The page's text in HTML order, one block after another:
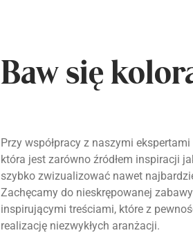
Baw się
Przy współpracy z naszymi
która jest zarówno źródłem inspiracji
szybko zwizualizować nawet
Zachęcamy do nieskrępowanej
inspirującymi treściami, które z
realizację niezwykłych aranżacji.